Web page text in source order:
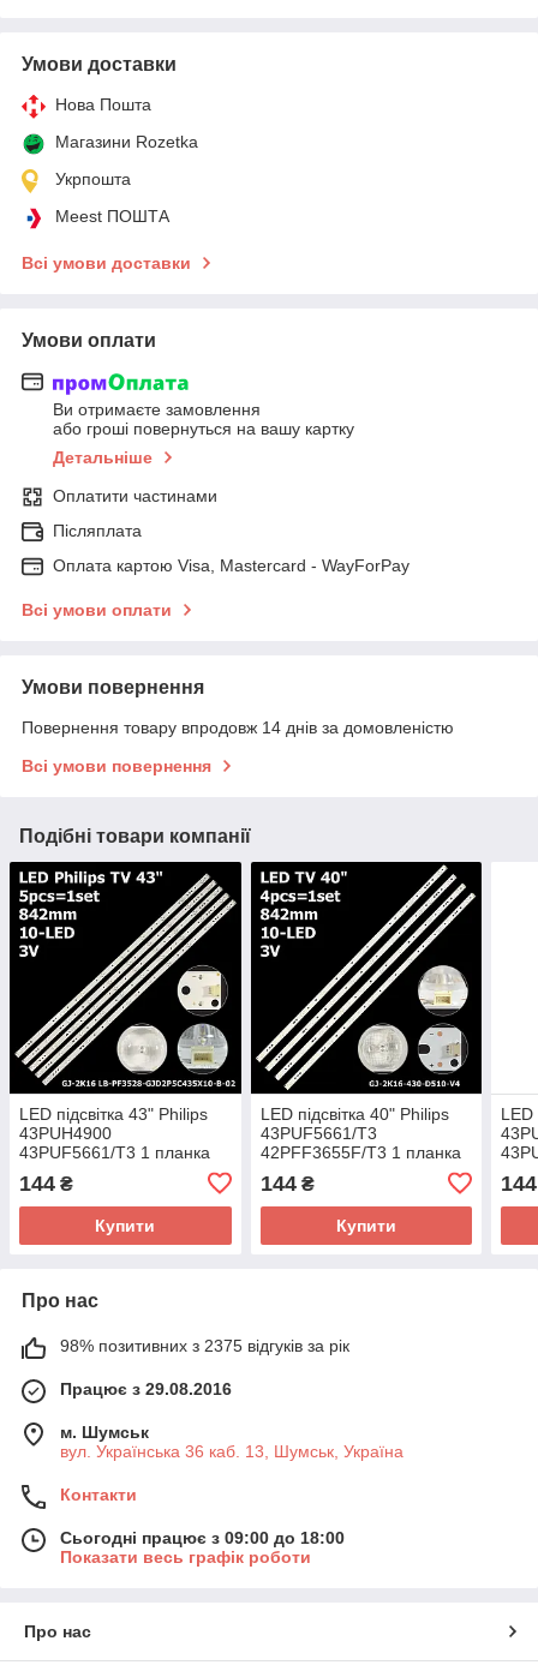
Умови доставки
Нова Пошта
Магазини Rozetka
Укрпошта
Meest ПОШТА
Всі умови доставки
Умови оплати
Ви отримаєте замовлення
або гроші повернуться на вашу картку
Детальніше
Оплатити частинами
Післяплата
Оплата картою Visa, Mastercard - WayForPay
Всі умови оплати
Умови повернення
Повернення товару впродовж 14 днів за домовленістю
Всі умови повернення
Подібні товари компанії
LED підсвітка 43" Philips
43PUH4900
43PUF5661/T3 1 планка
144 ₴
Купити
LED підсвітка 40" Philips
43PUF5661/T3
42PFF3655F/T3 1 планка
144₴
Купити
LED
144
Про нас
98% позитивних з 2375 відгуків за рік
Працює з 29.08.2016
м. Шумськ
вул. Українська 36 каб. 13, Шумськ, Україна
Контакти
Сьогодні працює з 09:00 до 18:00
Показати весь графік роботи
Про нас